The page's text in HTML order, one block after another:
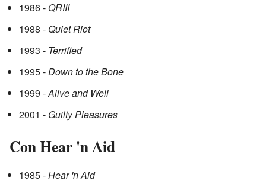
1986 - QRIII
1988 - Quiet Riot
1993 - Terrified
1995 -Down to the Bone
1999 -Alive and Well
2001 - Guilty Pleasures
Con Hear 'n Aid
1985 -Hear 'n Aid